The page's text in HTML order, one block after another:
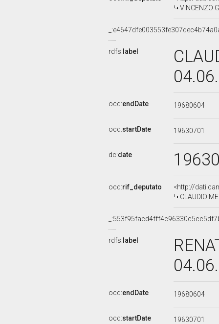
VINCENZO
rdfs: label
ocd:endDate 19680604
ocd:startDate 19630701
dc:date
ocd:rif_deputato
<http://
CLAUDIO
rdfs: label
ocd:endDate 19680604
ocd:startDate 19630701